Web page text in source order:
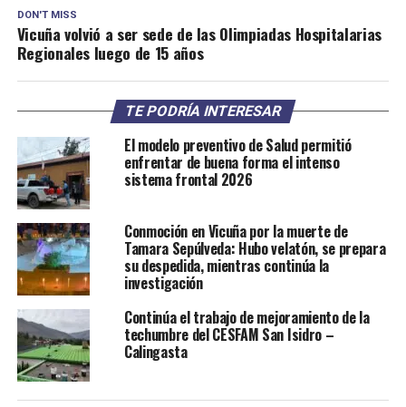
DON'T MISS
Vicuña volvió a ser sede de las Olimpiadas Hospitalarias
Regionales luego de 15 años
TE PODRÍA INTERESAR
El modelo preventivo de Salud permitió
enfrentar de buena forma el intenso
sistema frontal 2026
Conmoción en Vicuña por la muerte de
Tamara Sepúlveda: Hubo velatón, se prepara
su despedida, mientras continúa la
investigación
Continúa el trabajo de mejoramiento de la
techumbre del CESFAM San Isidro –
Calingasta